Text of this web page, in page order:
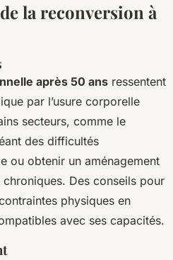
la reconversion à
après 50 ans ressentent
par l’usure corporelle
secteurs, comme le
des difficultés
ou obtenir un aménagement
Des conseils pour
physiques en
avec ses capacités.